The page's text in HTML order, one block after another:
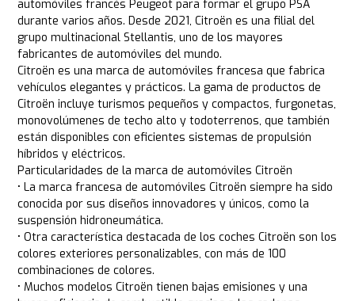
automóviles francés Peugeot para formar el grupo PSA
durante varios años. Desde 2021, Citroën es una filial del
grupo multinacional Stellantis, uno de los mayores
fabricantes de automóviles del mundo.
Citroën es una marca de automóviles francesa que fabrica
vehículos elegantes y prácticos. La gama de productos de
Citroën incluye turismos pequeños y compactos, furgonetas,
monovolúmenes de techo alto y todoterrenos, que también
están disponibles con eficientes sistemas de propulsión
híbridos y eléctricos.
Particularidades de la marca de automóviles Citroën
• La marca francesa de automóviles Citroën siempre ha sido
conocida por sus diseños innovadores y únicos, como la
suspensión hidroneumática.
• Otra característica destacada de los coches Citroën son los
colores exteriores personalizables, con más de 100
combinaciones de colores.
• Muchos modelos Citroën tienen bajas emisiones y una